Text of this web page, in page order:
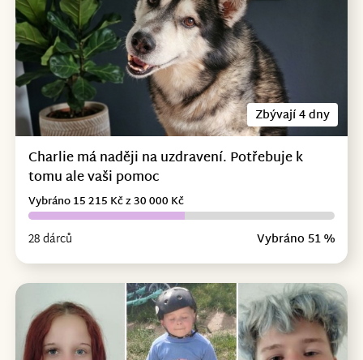
Zbývají 4 dny
Charlie má naději na uzdravení. Potřebuje k
tomu ale vaši pomoc
28 dárců Vybráno 51 %
Vybráno 15 215 Kč z 30 000 Kč